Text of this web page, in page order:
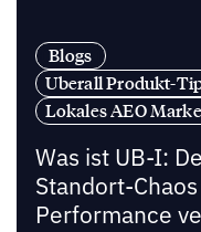
Blogs
Uberall Produkt-
Lokales AEO
Was ist UB-I:
Standort-
Performance